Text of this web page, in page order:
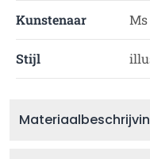
Kunstenaar
Stijl